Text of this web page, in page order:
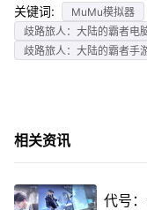
关键词: MuMu模拟器
歧路旅人：大陆的霸者电
歧路旅人：大陆的霸者手
相关资讯
代号